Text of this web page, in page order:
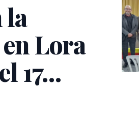
la
Lora
17…